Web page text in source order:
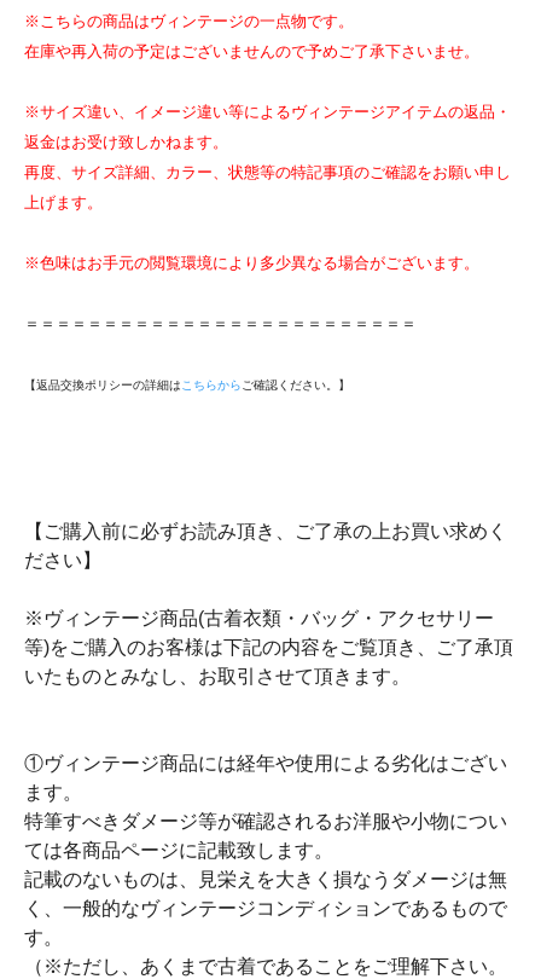
※こちらの商品はヴィンテージの一点物です。
在庫や再入荷の予定はございませんので予めご了承下さいませ。
※サイズ違い、イメージ違い等によるヴィンテージアイテムの返品・
返金はお受け致しかねます。
再度、サイズ詳細、カラー、状態等の特記事項のご確認をお願い申し
上げます。
※色味はお手元の閲覧環境により多少異なる場合がございます。
＝＝＝＝＝＝＝＝＝＝＝＝＝＝＝＝＝＝＝＝＝＝＝＝＝
【返品交換ポリシーの詳細は こちらから ご確認ください。】
【ご購入前に必ずお読み頂き、ご了承の上お買い求めく
ださい】
※ヴィンテージ商品(古着衣類・バッグ・アクセサリー
等)をご購入のお客様は下記の内容をご覧頂き、ご了承頂
いたものとみなし、お取引させて頂きます。
①ヴィンテージ商品には経年や使用による劣化はござい
ます。
特筆すべきダメージ等が確認されるお洋服や小物につい
ては各商品ページに記載致します。
記載のないものは、見栄えを大きく損なうダメージは無
く、一般的なヴィンテージコンディションであるもので
す。
（※ただし、あくまで古着であることをご理解下さい。